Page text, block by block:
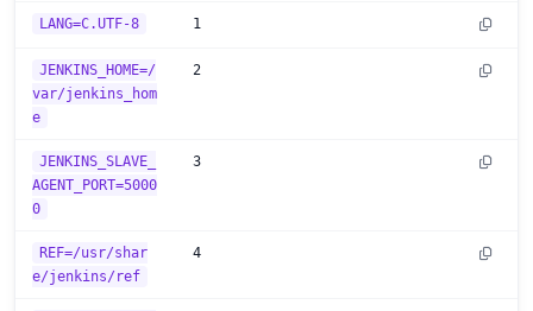
LANG=C.UTF-8 1
JENKINS_HOME=/
var/jenkins_hom
e
2
JENKINS_SLAVE_
AGENT_PORT=5000
0
3
REF=/usr/shar
e/jenkins/ref
4